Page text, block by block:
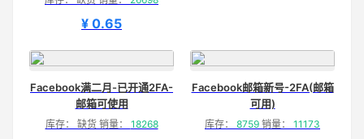
¥ 0.65
Facebook满二月-已开通2FA-
邮箱可使用
库存： 缺货 销量： 18268
Facebook邮箱新号-2FA(邮箱
可用)
库存： 8759 销量： 11173